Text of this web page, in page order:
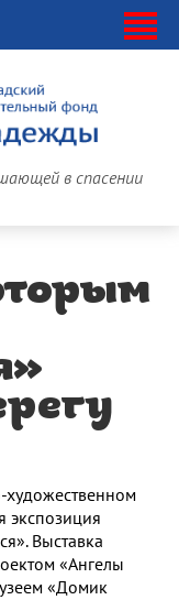
в спасении
художественном
экспозиция
Выставка
«Ангелы
«Домик